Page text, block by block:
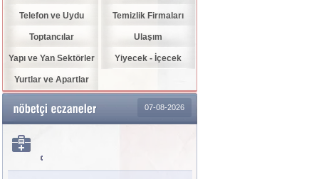
Telefon ve Uydu Temizlik Firmaları
Toptancılar Ulaşım
Yapı ve Yan Sektörler Yiyecek - İçecek
Yurtlar ve Apartlar
07-08-2026